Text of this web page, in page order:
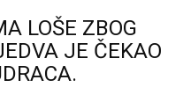
LOŠE ZBOG
JE ČEKAO